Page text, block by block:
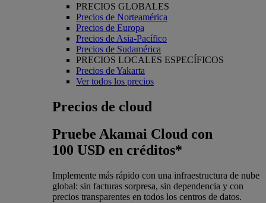
PRECIOS GLOBALES
Precios de Norteamérica
Precios de Europa
Precios de Asia-Pacífico
Precios de Sudamérica
PRECIOS LOCALES ESPECÍFICOS
Precios de Yakarta
Ver todos los precios
Precios de cloud
Pruebe Akamai Cloud con
100 USD en créditos*
Implemente más rápido con una infraestructura de nube
global: sin facturas sorpresa, sin dependencia y con
precios transparentes en todos los centros de datos.